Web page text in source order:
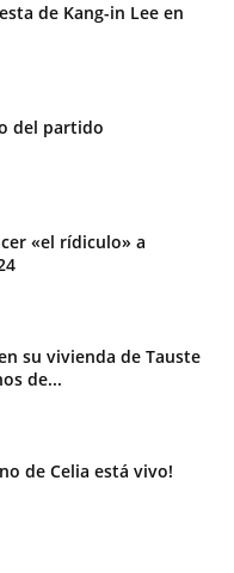
de Kang-in Lee en
del partido
«el rídiculo» a
su vivienda de Tauste
de...
de Celia está vivo!